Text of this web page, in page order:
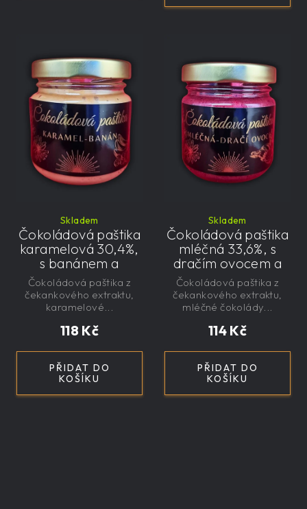
Skladem
Čokoládová paštika
karamelová 30,4%,
s banánem a
čekankovým
sirupem 100g -
nízkokalorická,
řemeslná
Nízkokalorická, s
čekankovým
sirupem, banán
118 Kč
PŘIDAT DO
KOŠÍKU
Čokoládová paštika z
čekankového extraktu,
karamelové...
Skladem
Čokoládová paštika
mléčná 33,6%, s
dračím ovocem a
čekankovým
sirupem 100g -
nízkokalorická,
řemeslná
114 Kč
PŘIDAT DO
KOŠÍKU
Čokoládová paštika z
čekankového extraktu,
mléčné čokolády...